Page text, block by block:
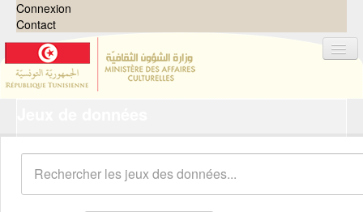
Connexion
Contact
Organisations
Groupes
Demandes 0